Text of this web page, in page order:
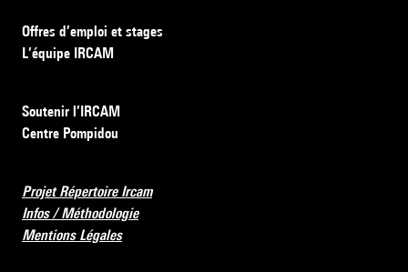
Offres d’emploi et stages
L’équipe IRCAM
Soutenir l’IRCAM
Centre Pompidou
Projet Répertoire Ircam
Infos / Méthodologie
Mentions Légales